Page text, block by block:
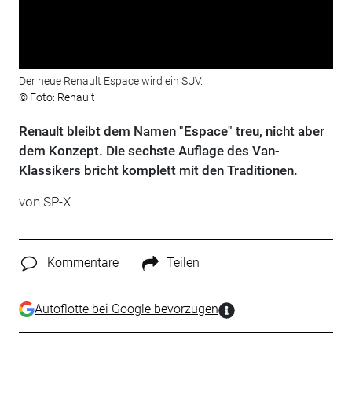
Der neue Renault Espace wird ein SUV.
© Foto: Renault
Renault bleibt dem Namen "Espace" treu, nicht aber
dem Konzept. Die sechste Auflage des Van-
Klassikers bricht komplett mit den Traditionen.
von SP-X
Kommentare Teilen
Autoflotte bei Google bevorzugen